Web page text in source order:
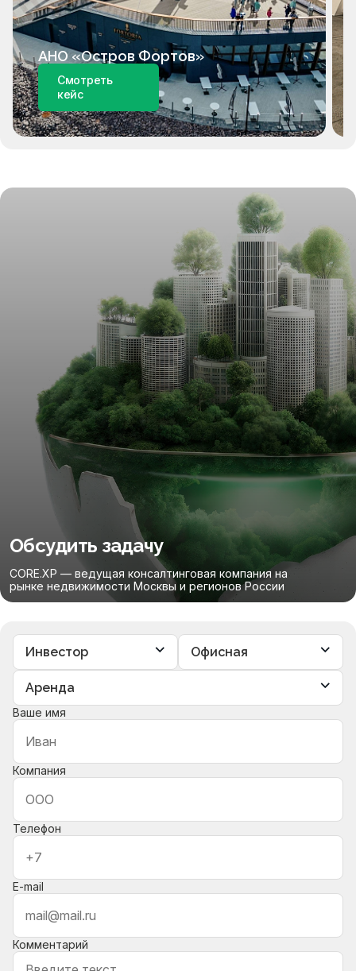
АНО «Остров Фортов»
Смотреть
кейс
Обсудить задачу
CORE.XP — ведущая консалтинговая компания на
рынке недвижимости Москвы и регионов России
Ваше имя
Компания
Телефон
E-mail
Комментарий